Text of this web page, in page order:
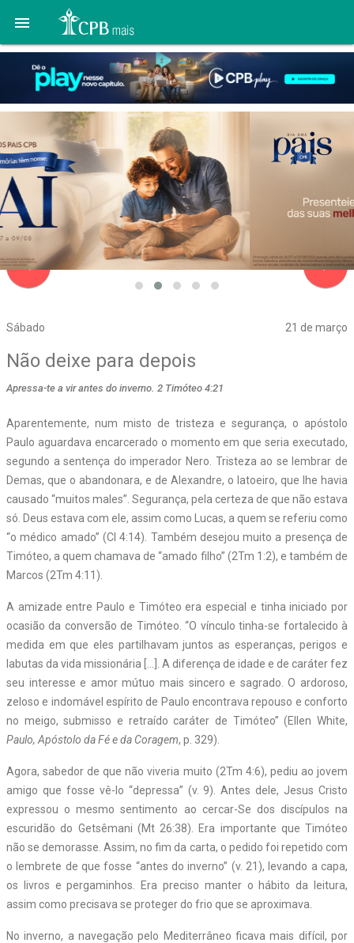

Sábado 21 de março
navigate_before
Não deixe para depois
Apressa-te a vir antes do inverno. 2 Timóteo 4:21
Aparentemente, num misto de tristeza e segurança, o apóstolo
Paulo aguardava encarcerado o momento em que seria executado,
segundo a sentença do imperador Nero. Tristeza ao se lembrar de
Demas, que o abandonara, e de Alexandre, o latoeiro, que lhe havia
causado “muitos males”. Segurança, pela certeza de que não estava
só. Deus estava com ele, assim como Lucas, a quem se referiu como
“o médico amado” (Cl 4:14). Também desejou muito a presença de
Timóteo, a quem chamava de “amado filho” (2Tm 1:2), e também de
Marcos (2Tm 4:11).
A amizade entre Paulo e Timóteo era especial e tinha iniciado por
ocasião da conversão de Timóteo. “O vínculo tinha-se fortalecido à
medida em que eles partilhavam juntos as esperanças, perigos e
labutas da vida missionária […]. A diferença de idade e de caráter fez
seu interesse e amor mútuo mais sincero e sagrado. O ardoroso,
zeloso e indomável espírito de Paulo encontrava repouso e conforto
no meigo, submisso e retraído caráter de Timóteo” (Ellen White,
Paulo, Apóstolo da Fé e da Coragem, p. 329).
Agora, sabedor de que não viveria muito (2Tm 4:6), pediu ao jovem
amigo que fosse vê-lo “depressa” (v. 9). Antes dele, Jesus Cristo
expressou o mesmo sentimento ao cercar-Se dos discípulos na
escuridão do Getsêmani (Mt 26:38). Era importante que Timóteo
não se demorasse. Assim, no fim da carta, o pedido foi repetido com
o lembrete de que fosse “antes do inverno” (v. 21), levando a capa,
os livros e pergaminhos. Era preciso manter o hábito da leitura,
assim como precisava se proteger do frio que se aproximava.
No inverno, a navegação pelo Mediterrâneo ficava mais difícil, por
navigate_next